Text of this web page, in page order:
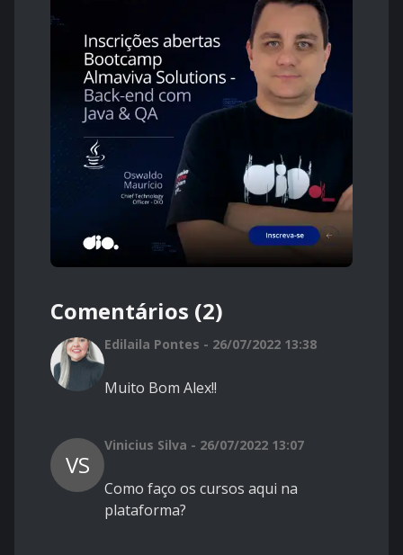
Comentários (2)
Edilaila Pontes - 26/07/2022 13:38
Muito Bom Alex!!
VS
Vinicius Silva - 26/07/2022 13:07
Como faço os cursos aqui na
plataforma?